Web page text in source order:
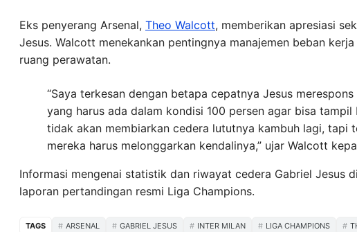
Eks penyerang Arsenal, Theo Walcott, memberikan apresiasi
Jesus. Walcott menekankan pentingnya manajemen beban
ruang perawatan.
“Saya terkesan dengan betapa cepatnya Jesus
yang harus ada dalam kondisi 100 persen agar bisa
tidak akan membiarkan cedera lututnya kambuh lagi, tapi
mereka harus melonggarkan kendalinya,” ujar Walcott
Informasi mengenai statistik dan riwayat cedera Gabriel Jesus
laporan pertandingan resmi Liga Champions.
TAGS ARSENAL GABRIEL JESUS INTER MILAN LIGA CHAMPIONS